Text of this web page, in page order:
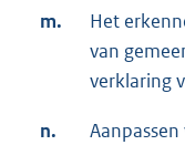
m.
Het
van
verklaring
n.